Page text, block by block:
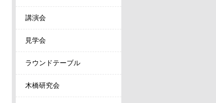
講演会
見学会
ラウンドテーブル
木橋研究会